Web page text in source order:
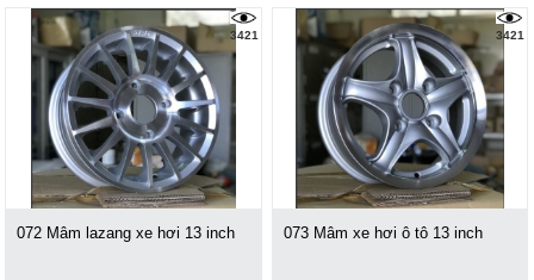
3421
072 Mâm lazang xe hơi 13 inch
3421
073 Mâm xe hơi ô tô 13 inch